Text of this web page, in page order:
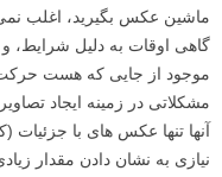
ماشین عکس بگیرید، اغلب نمی
گاهی اوقات به دلیل شرایط،
موجود از جایی که هست حرکت
مشکلاتی در زمینه ایجاد
آنها تنها عکس های با
نیازی به نشان دادن مقدار